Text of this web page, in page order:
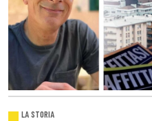
LA STORIA